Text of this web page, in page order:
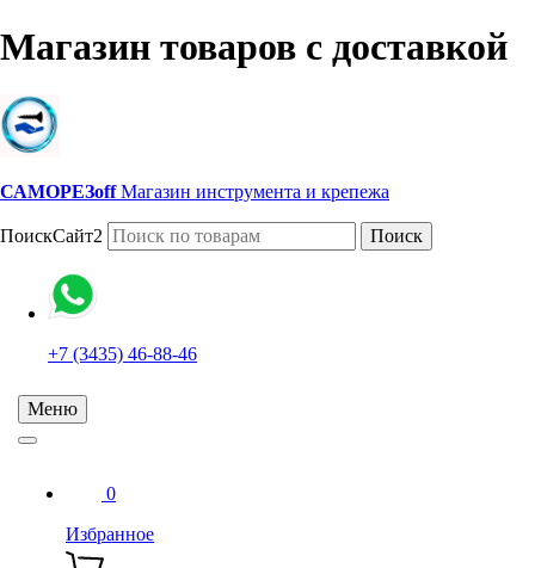
Магазин товаров с доставкой
САМОРЕЗoff Магазин инструмента и крепежа
ПоискСайт2 Поиск
+7 (3435) 46-88-46
Меню
0
Избранное